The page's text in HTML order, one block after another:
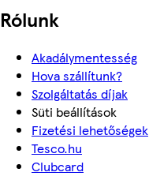
Rólunk
Akadálymentesség
Hova szállítunk?
Szolgáltatás díjak
Süti beállítások
Fizetési lehetőségek
Tesco.hu
Clubcard